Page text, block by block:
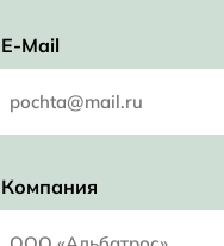
E-Mail
Компания